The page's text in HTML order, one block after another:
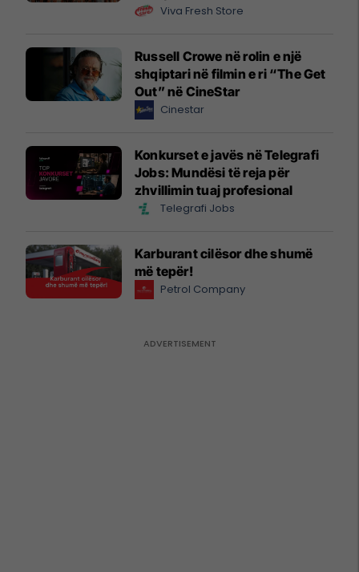
Viva Fresh Store
Russell Crowe në rolin e një
shqiptari në filmin e ri “The Get
Out” në CineStar
Cinestar
Konkurset e javës në Telegrafi
Jobs: Mundësi të reja për
zhvillimin tuaj profesional
Telegrafi Jobs
Karburant cilësor dhe shumë
më tepër!
Petrol Company